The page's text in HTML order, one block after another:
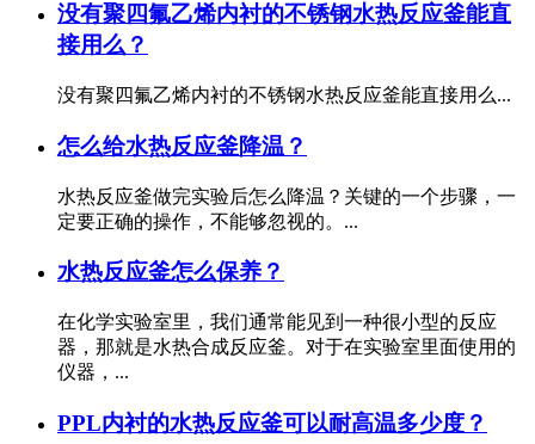
没有聚四氟乙烯内衬的不锈钢水热反应釜能直
接用么？
没有聚四氟乙烯内衬的不锈钢水热反应釜能直接用么...
怎么给水热反应釜降温？
水热反应釜做完实验后怎么降温？关键的一个步骤，一
定要正确的操作，不能够忽视的。...
水热反应釜怎么保养？
在化学实验室里，我们通常能见到一种很小型的反应
器，那就是水热合成反应釜。对于在实验室里面使用的
仪器，...
PPL内衬的水热反应釜可以耐高温多少度？